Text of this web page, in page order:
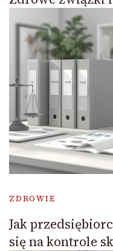
ZDROWIE
Jak
się na kontrole